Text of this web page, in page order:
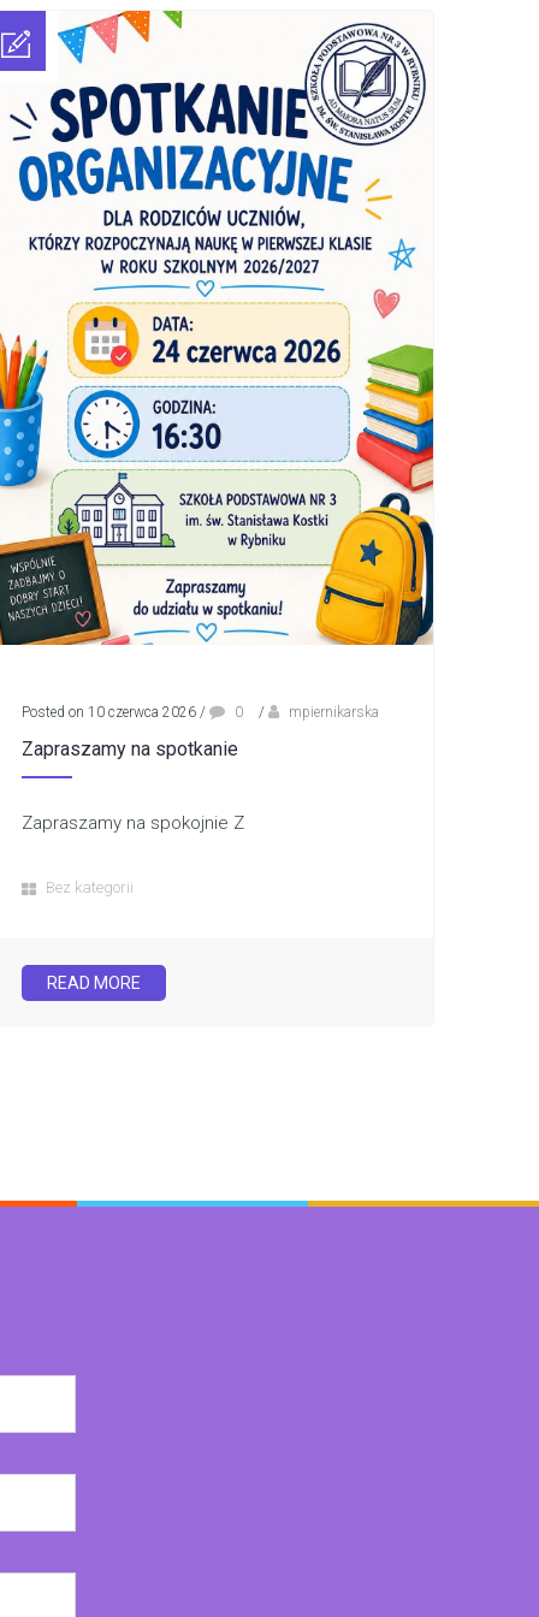
Posted on 10 czerwca 2026 / 0 / mpiernikarska
Zapraszamy na spotkanie
Zapraszamy na spokojnie Z
Bez kategorii
READ MORE